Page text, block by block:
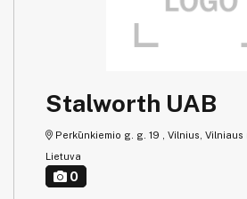
Stalworth UAB
Perkūnkiemio g. g. 19 , Vilnius, Vilniaus
Lietuva
0